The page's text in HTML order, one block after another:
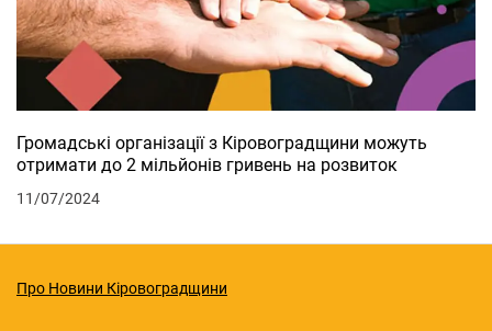
Громадські організації з Кіровоградщини можуть
отримати до 2 мільйонів гривень на розвиток
11/07/2024
Про Новини Кіровоградщини